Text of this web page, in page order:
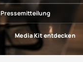
Pressemitteilung
Media Kit entdecken